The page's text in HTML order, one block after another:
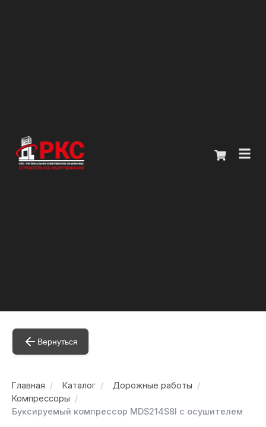
Вернуться
Главная Каталог
Дорожные работы
Компрессоры
Буксируемый компрессор MDS214S8I с осушителем